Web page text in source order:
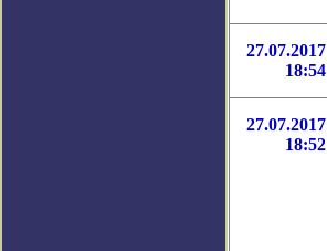
27.07.2017
18:54
27.07.2017
18:52